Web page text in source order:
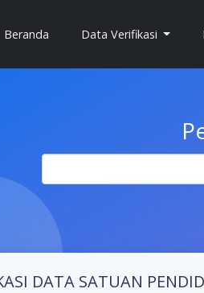
Beranda(current)Data Verifikasi
DATA SATUAN